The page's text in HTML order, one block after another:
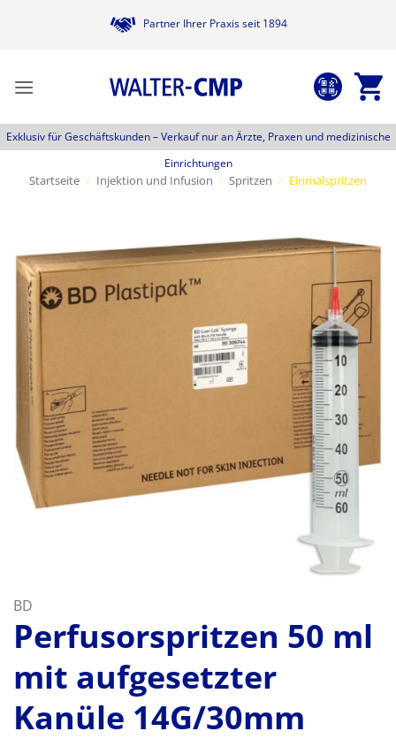
Partner Ihrer Praxis seit 1894
Exklusiv für Geschäftskunden –Verkauf nur an Ärzte, Praxen und medizinische
Einrichtungen
Startseite / Injektion und Infusion / Spritzen / Einmalspritzen
BD
Perfusorspritzen 50 ml
mit aufgesetzter
Kanüle 14G/30mm